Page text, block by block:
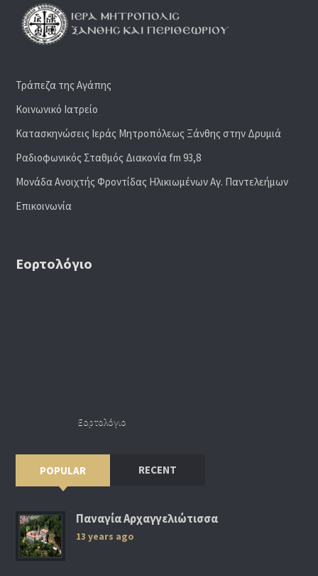
Τράπεζα της Αγάπης
Κοινωνικό Ιατρείο
Κατασκηνώσεις Ιεράς Μητροπόλεως Ξάνθης στην Δρυμιά
Ραδιoφωνικός Σταθμός Διακονία fm 93,8
Μονάδα Ανοιχτής Φροντίδας Ηλικιωμένων Αγ. Παντελεήμων
Επικοινωνία
Εορτολόγιο
Εορτολόγιο
POPULAR RECENT
Παναγία Αρχαγγελιώτισσα
13 years ago